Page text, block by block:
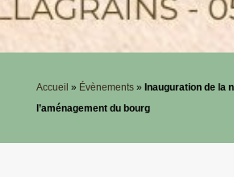
Accueil » Évènements» Inauguration de la
l’aménagement du bourg